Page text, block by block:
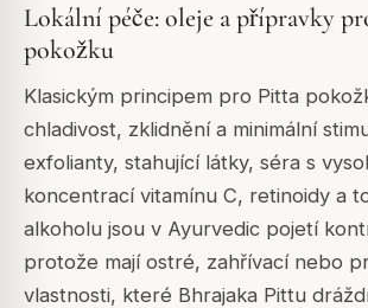
Lokální péče: oleje a přípravky
pokožku
Klasickým principem pro Pitta
chladivost, zklidnění a minimální
exfolianty, stahující látky, séra s
koncentrací vitamínu C, retinoidy a
alkoholu jsou v Ayurvedic pojetí
protože mají ostré, zahřívací nebo
vlastnosti, které Bhrajaka Pittu